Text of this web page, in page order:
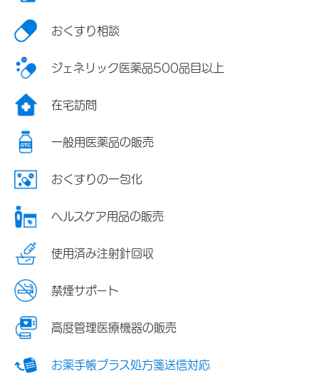
おくすり相談
ジェネリック医薬品500品目以上
在宅訪問
一般用医薬品の販売
おくすりの一包化
ヘルスケア用品の販売
使用済み注射針回収
禁煙サポート
高度管理医療機器の販売
お薬手帳プラス処方箋送信対応